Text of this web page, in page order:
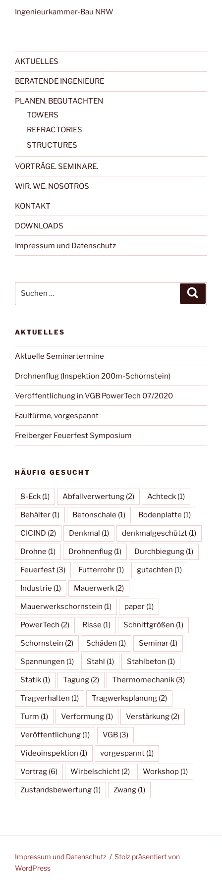
Ingenieurkammer-Bau NRW
AKTUELLES
BERATENDE INGENIEURE
PLANEN. BEGUTACHTEN
TOWERS
REFRACTORIES
STRUCTURES
VORTRÄGE. SEMINARE.
WIR. WE. NOSOTROS
KONTAKT
DOWNLOADS
Impressum und Datenschutz
nach:
AKTUELLES
Aktuelle Seminartermine
Drohnenflug (Inspektion 200m-Schornstein)
Veröffentlichung in VGB PowerTech 07/2020
Faultürme, vorgespannt
Freiberger Feuerfest Symposium
HÄUFIG GESUCHT
8-Eck (1) Abfallverwertung (2) Achteck (1)
Behälter (1) Betonschale (1) Bodenplatte (1)
CICIND (2) Denkmal (1) denkmalgeschützt (1)
Drohne (1) Drohnenflug (1) Durchbiegung (1)
Feuerfest (3) Futterrohr (1) gutachten (1)
Industrie (1) Mauerwerk (2)
Mauerwerkschornstein (1) paper (1)
PowerTech (2) Risse (1) Schnittgrößen (1)
Schornstein (2) Schäden (1) Seminar (1)
Spannungen (1) Stahl (1) Stahlbeton (1)
Statik (1) Tagung (2) Thermomechanik (3)
Tragverhalten (1) Tragwerksplanung (2)
Turm (1) Verformung (1) Verstärkung (2)
Veröffentlichung (1) VGB (3)
Videoinspektion (1) vorgespannt (1)
Vortrag (6) Wirbelschicht (2) Workshop (1)
Zustandsbewertung (1) Zwang (1)
Impressum und Datenschutz
Stolz präsentiert von
WordPress